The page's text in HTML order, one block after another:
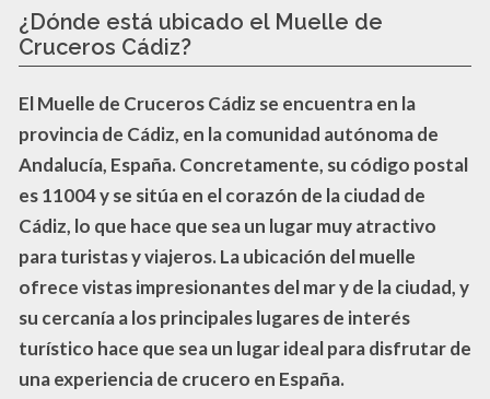
¿Dónde está ubicado el Muelle de
Cruceros Cádiz?
El Muelle de Cruceros Cádiz se encuentra en la
provincia de Cádiz, en la comunidad autónoma de
Andalucía, España. Concretamente, su código postal
es 11004 y se sitúa en el corazón de la ciudad de
Cádiz, lo que hace que sea un lugar muy atractivo
para turistas y viajeros. La ubicación del muelle
ofrece vistas impresionantes del mar y de la ciudad, y
su cercanía a los principales lugares de interés
turístico hace que sea un lugar ideal para disfrutar de
una experiencia de crucero en España.